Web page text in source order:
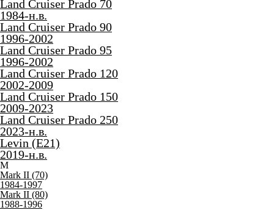
Land Cruiser Prado 70
1984-н.в.
Land Cruiser Prado 90
1996-2002
Land Cruiser Prado 95
1996-2002
Land Cruiser Prado 120
2002-2009
Land Cruiser Prado 150
2009-2023
Land Cruiser Prado 250
2023-н.в.
Levin (E21)
2019-н.в.
M
Mark II (70)
1984-1997
Mark II (80)
1988-1996